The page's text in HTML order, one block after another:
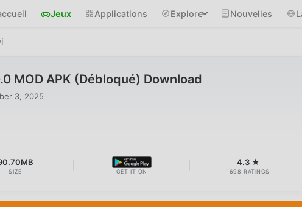
Jeux Applications Explore Nouvelles
MOD APK (Débloqué) Download
3, 2025
SIZE GET IT ON
4.3 ★
1698 RATINGS